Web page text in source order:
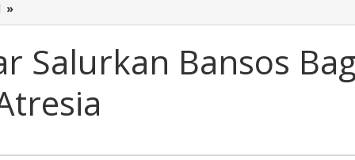
»
Blitar
Bansos
Bagi
Anak
Penderita
Salurkan Bansos